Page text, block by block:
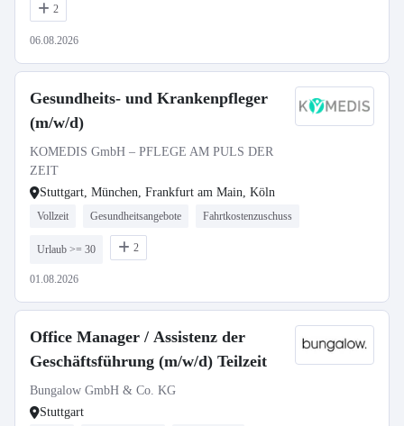
2
06.08.2026
Gesundheits- und Krankenpfleger
(m/w/d)
KOMEDIS GmbH – PFLEGE AM PULS DER
ZEIT
Stuttgart, München, Frankfurt am Main, Köln
Vollzeit Gesundheitsangebote Fahrtkostenzuschuss
Urlaub >= 30 2
01.08.2026
Office Manager / Assistenz der
Geschäftsführung (m/w/d) Teilzeit
Bungalow GmbH & Co. KG
Stuttgart